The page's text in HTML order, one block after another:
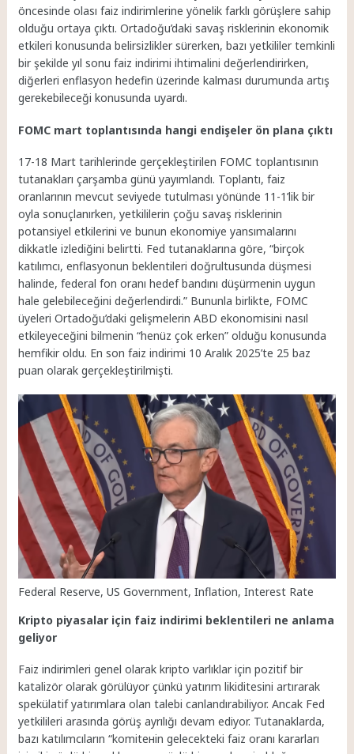
öncesinde olası faiz indirimlerine yönelik farklı görüşlere sahip
olduğu ortaya çıktı. Ortadoğu’daki savaş risklerinin ekonomik
etkileri konusunda belirsizlikler sürerken, bazı yetkililer temkinli
bir şekilde yıl sonu faiz indirimi ihtimalini değerlendirirken,
diğerleri enflasyon hedefin üzerinde kalması durumunda artış
gerekebileceği konusunda uyardı.
FOMC mart toplantısında hangi endişeler ön plana çıktı
17-18 Mart tarihlerinde gerçekleştirilen FOMC toplantısının
tutanakları çarşamba günü yayımlandı. Toplantı, faiz
oranlarının mevcut seviyede tutulması yönünde 11-1’lik bir
oyla sonuçlanırken, yetkililerin çoğu savaş risklerinin
potansiyel etkilerini ve bunun ekonomiye yansımalarını
dikkatle izlediğini belirtti. Fed tutanaklarına göre, “birçok
katılımcı, enflasyonun beklentileri doğrultusunda düşmesi
halinde, federal fon oranı hedef bandını düşürmenin uygun
hale gelebileceğini değerlendirdi.” Bununla birlikte, FOMC
üyeleri Ortadoğu’daki gelişmelerin ABD ekonomisini nasıl
etkileyeceğini bilmenin “henüz çok erken” olduğu konusunda
hemfikir oldu. En son faiz indirimi 10 Aralık 2025’te 25 baz
puan olarak gerçekleştirilmişti.
Federal Reserve, US Government, Inflation, Interest Rate
Kripto piyasalar için faiz indirimi beklentileri ne anlama
geliyor
Faiz indirimleri genel olarak kripto varlıklar için pozitif bir
katalizör olarak görülüyor çünkü yatırım likiditesini artırarak
spekülatif yatırımlara olan talebi canlandırabiliyor. Ancak Fed
yetkilileri arasında görüş ayrılığı devam ediyor. Tutanaklarda,
bazı katılımcıların “komitенin gelecekteki faiz oranı kararları